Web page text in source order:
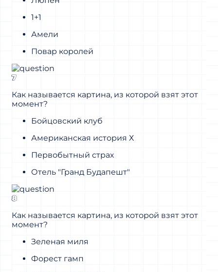
1+1
Амели
Повар королей
7
Как называется картина, из которой взят этот
момент?
Бойцовский клуб
Американская история Х
Первобытный страх
Отель "Гранд Будапешт"
8
Как называется картина, из которой взят этот
момент?
Зеленая миля
Форест гамп